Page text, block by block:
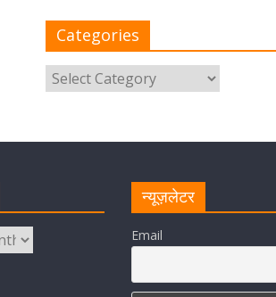
परोसा भोजन
August 5, 2026
देहरादून महानगर के अध्यक्ष
August 5, 2026
हेलिकॉप्टर से पुष्पवर्षा और
Categories
न्यूज़लेटर
Email